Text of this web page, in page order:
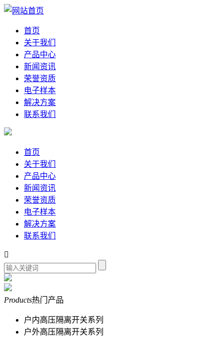
首页
关于我们
产品中心
新闻资讯
荣誉资质
电子样本
解决方案
联系我们
首页
关于我们
产品中心
新闻资讯
荣誉资质
电子样本
解决方案
联系我们

Products热门产品
户内高压隔离开关系列
户外高压隔离开关系列